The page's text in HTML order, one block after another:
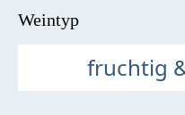
Weintyp
fruchtig